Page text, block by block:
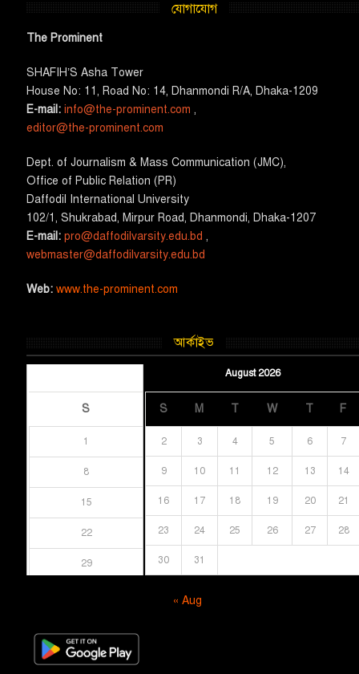
যোগাযোগ
The Prominent
SHAFIH’S Asha​ Tower​
House No: 11, Road No: 14, Dhanmondi R/A, Dhaka-1209
E-mail:info@the-prominent.com ,
editor@the-prominent.com
​Dept. of Journalism & Mass Communication (JMC)​,
Office of Public Relation (PR)
​Daffodil International University
102/1, Shukrabad, Mirpur Road, Dhanmondi, Dhaka-1207
E-mail:pro@daffodilvarsity.edu.bd ,
webmaster@daffodilvarsity.edu.bd
Web:www.the-prominent.com
আর্কাইভ
August 2026
S M T W T F
2 3 4 5 6 7
9 10 11 12 13 14
16 17 18 19 20 21
23 24 25 26 27 28
30 31
S
1
8
15
22
29
« Aug